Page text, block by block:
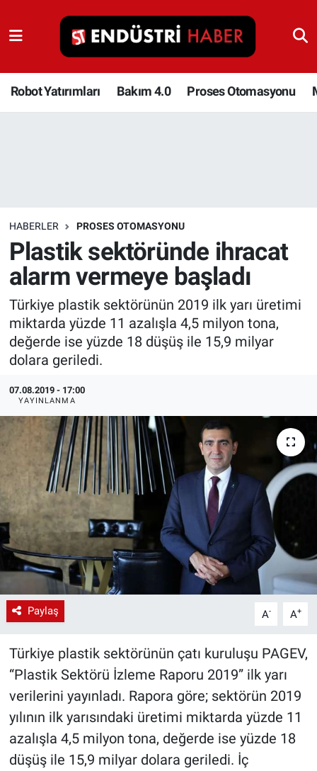
Robot Yatırımları Bakım 4.0 Proses Otomasyonu
HABERLER PROSES OTOMASYONU
Plastik sektöründe ihracat
alarm vermeye başladı
Türkiye plastik sektörünün 2019 ilk yarı üretimi
miktarda yüzde 11 azalışla 4,5 milyon tona,
değerde ise yüzde 18 düşüş ile 15,9 milyar
dolara geriledi.
07.08.2019 - 17:00
YAYINLANMA
Paylaş A- A+
Türkiye plastik sektörünün çatı kuruluşu PAGEV,
“Plastik Sektörü İzleme Raporu 2019” ilk yarı
verilerini yayınladı. Rapora göre; sektörün 2019
yılının ilk yarısındaki üretimi miktarda yüzde 11
azalışla 4,5 milyon tona, değerde ise yüzde 18
düşüş ile 15,9 milyar dolara geriledi. İç
Robot Yatırımları
Bakım 4.0
Depolama Çözümleri
İnşaat ve Malzeme
HaberOrtak
EndüstriST
Endüstri 4.0 Uygulamaları
Ağır Sanayi Çözümleri